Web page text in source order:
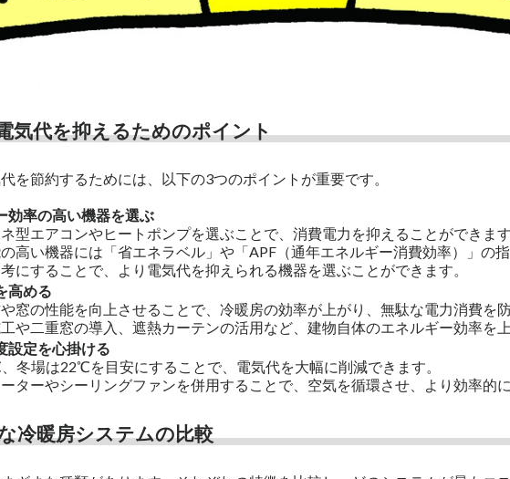
気代を抑えるためのポイント
を節約するためには、以下の3つのポイントが重要です。
効率の高い機器を選ぶ
ネ型エアコンやヒートポンプを選ぶことで、消費電力を抑えることができま
の高い機器には「省エネラベル」や「APF（通年エネルギー消費効率）」の
にすることで、より電気代を抑えられる機器を選ぶことができます。
高める
や窓の性能を向上させることで、冷暖房の効率が上がり、無駄な電力消費を
工や二重窓の導入、遮熱カーテンの活用など、建物自体のエネルギー効率を
設定を心掛ける
冬場は22℃を目安にすることで、電気代を大幅に削減できます。
ーターやシーリングファンを併用することで、空気を循環させ、より効率的
冷暖房システムの比較